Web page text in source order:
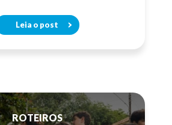
Leia o post
ROTEIROS